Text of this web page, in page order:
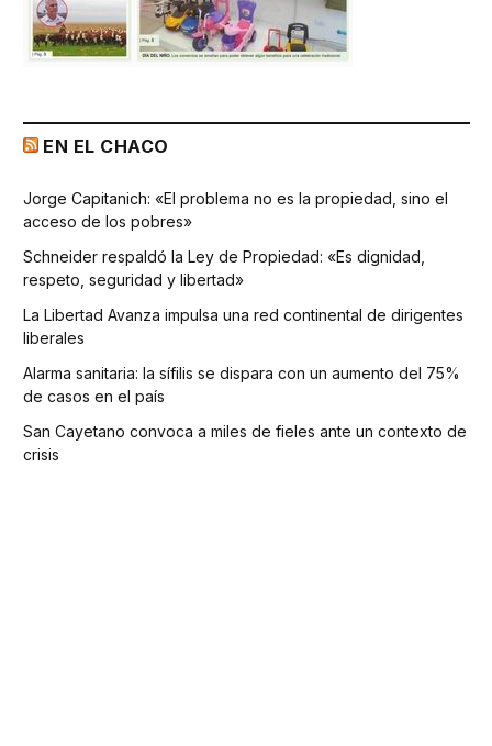
EN EL CHACO
Jorge Capitanich: «El problema no es la propiedad, sino el
acceso de los pobres»
Schneider respaldó la Ley de Propiedad: «Es dignidad,
respeto, seguridad y libertad»
La Libertad Avanza impulsa una red continental de dirigentes
liberales
Alarma sanitaria: la sífilis se dispara con un aumento del 75%
de casos en el país
San Cayetano convoca a miles de fieles ante un contexto de
crisis